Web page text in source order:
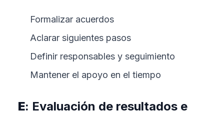
Formalizar acuerdos
Aclarar siguientes pasos
Definir responsables y seguimiento
Mantener el apoyo en el tiempo
E: Evaluación de resultados e